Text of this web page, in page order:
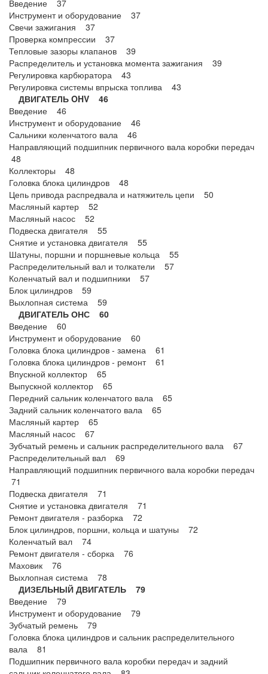
Введение 37
Инструмент и оборудование 37
Свечи зажигания 37
Проверка компрессии 37
Тепловые зазоры клапанов 39
Распределитель и установка момента зажигания 39
Регулировка карбюратора 43
Регулировка системы впрыска топлива 43
ДВИГАТЕЛЬ OHV 46
Введение 46
Инструмент и оборудование 46
Сальники коленчатого вала 46
Направляющий подшипник первичного вала коробки передач
48
Коллекторы 48
Головка блока цилиндров 48
Цепь привода распредвала и натяжитель цепи 50
Масляный картер 52
Масляный насос 52
Подвеска двигателя 55
Снятие и установка двигателя 55
Шатуны, поршни и поршневые кольца 55
Распределительный вал и толкатели 57
Коленчатый вал и подшипники 57
Блок цилиндров 59
Выхлопная система 59
ДВИГАТЕЛЬ ОНС 60
Введение 60
Инструмент и оборудование 60
Головка блока цилиндров - замена 61
Головка блока цилиндров - ремонт 61
Впускной коллектор 65
Выпускной коллектор 65
Передний сальник коленчатого вала 65
Задний сальник коленчатого вала 65
Масляный картер 65
Масляный насос 67
Зубчатый ремень и сальник распределительного вала 67
Распределительный вал 69
Направляющий подшипник первичного вала коробки передач
71
Подвеска двигателя 71
Снятие и установка двигателя 71
Ремонт двигателя - разборка 72
Блок цилиндров, поршни, кольца и шатуны 72
Коленчатый вал 74
Ремонт двигателя - сборка 76
Маховик 76
Выхлопная система 78
ДИЗЕЛЬНЫЙ ДВИГАТЕЛЬ 79
Введение 79
Инструмент и оборудование 79
Зубчатый ремень 79
Головка блока цилиндров и сальник распределительного
вала 81
Подшипник первичного вала коробки передач и задний